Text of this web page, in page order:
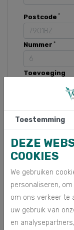
Postcode
Nummer
Toevoeging
Opmerking
Toestemming
DEZE
COOKIES
We gebruiken
personaliseren,
om ons verkeer te
uw gebruik van
en